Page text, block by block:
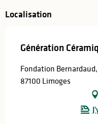
Localisation
Génération
Fondation
87100 Limoges